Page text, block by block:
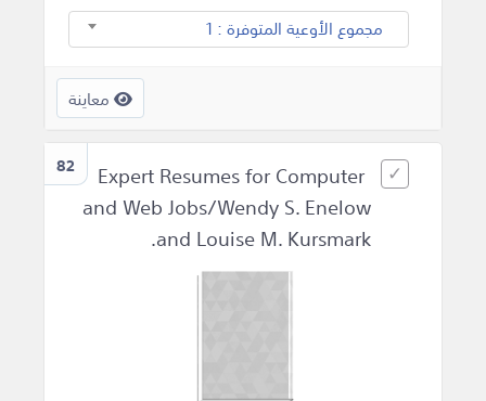
مجموع الأوعية المتوفرة : 1
معاينة
82
Expert Resumes for Computer
and Web Jobs/Wendy S. Enelow
and Louise M. Kursmark.